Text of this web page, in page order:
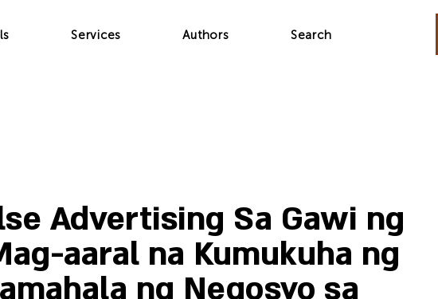
Services Authors Search
Advertising Sa Gawi ng
aaral na Kumukuha ng
ng Negosyo sa